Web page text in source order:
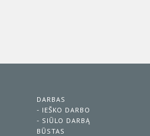
DARBAS
- IEŠKO DARBO
- SIŪLO DARBĄ
BŪSTAS